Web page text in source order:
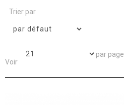
Trier par
Voir
par page